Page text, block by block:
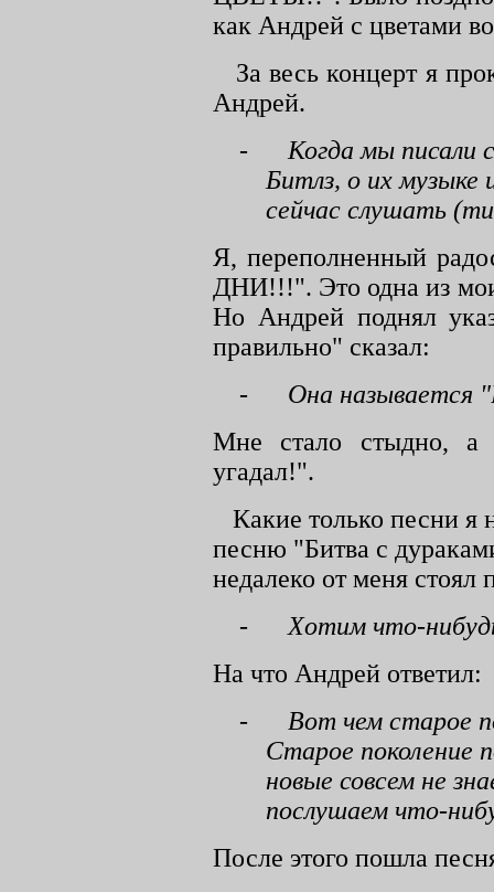
как Андрей с цветами
За весь концерт я
Андрей.
-
Когда мы писали
Битлз, о их
сейчас слушать
Я, переполненный
ДНИ!!!". Это одна из
Но Андрей поднял
правильно" сказал:
-
Она называется
Мне стало стыдно, а
угадал!".
Какие только песни я
песню "Битва с
недалеко от меня стоял
-
Хотим что-
На что Андрей ответил:
-
Вот чем старое
Старое поколение
новые совсем не
послушаем что-
После этого пошла